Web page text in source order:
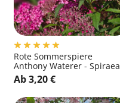
Rote Sommerspiere
Anthony Waterer - Spiraea
japonica 'Anthony Waterer'
Ab 3,20 €